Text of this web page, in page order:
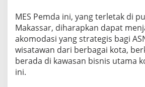
MES Pemda ini, yang terletak di
Makassar, diharapkan dapat
akomodasi yang strategis bagi
wisatawan dari berbagai kota,
berada di kawasan bisnis utama
ini.